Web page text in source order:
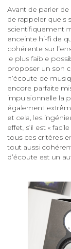
Avant de parler
de rappeler quels
scientifiquement
enceinte hi-fi de
cohérente sur
le plus faible
proposer un son
n’écoute de
encore parfaite
impulsionnelle la
également
et cela, les
effet, s’il est «
tous ces critères
tout aussi
d’écoute est un